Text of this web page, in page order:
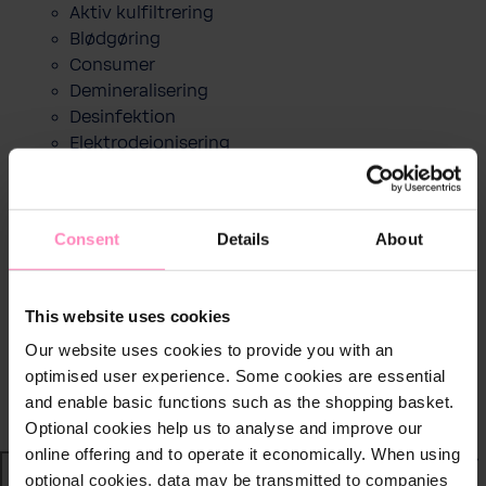
Consent Details About
This website uses cookies
Our website uses cookies to provide you with an
optimised user experience. Some cookies are essential
and enable basic functions such as the shopping basket.
Optional cookies help us to analyse and improve our
online offering and to operate it economically. When using
optional cookies, data may be transmitted to companies
Aktiv kulfiltrering
Blødgøring
Consumer
Demineralisering
Desinfektion
Elektrodeionisering
Poolteknologi
Snavsfilter
Ultrafiltrering (UF-filtre)
Vandautomat og vandkøler
Vandprøver og testudstyr
Varmecentral
Shop Privat